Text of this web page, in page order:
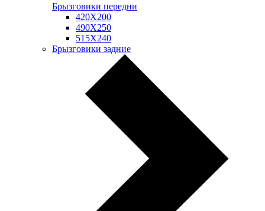
Брызговики передни
420Х200
490Х250
515Х240
Брызговики задние